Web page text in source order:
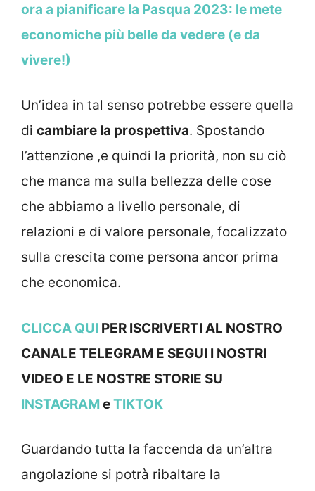
ora a pianificare la Pasqua 2023: le mete
economiche più belle da vedere (e da
vivere!)
Un’idea in tal senso potrebbe essere quella
di cambiare la prospettiva. Spostando
l’attenzione ,e quindi la priorità, non su ciò
che manca ma sulla bellezza delle cose
che abbiamo a livello personale, di
relazioni e di valore personale, focalizzato
sulla crescita come persona ancor prima
che economica.
CLICCA QUI PER ISCRIVERTI AL NOSTRO
CANALE TELEGRAM E SEGUI I NOSTRI
VIDEO E LE NOSTRE STORIE SU
INSTAGRAMeTIKTOK
Guardando tutta la faccenda da un’altra
angolazione si potrà ribaltare la